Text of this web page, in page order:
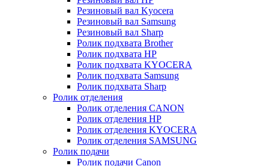
Резиновый вал Kyocera
Резиновый вал Samsung
Резиновый вал Sharp
Ролик подхвата Brother
Ролик подхвата HP
Ролик подхвата KYOCERA
Ролик подхвата Samsung
Ролик подхвата Sharp
Ролик отделения
Ролик отделения CANON
Ролик отделения HP
Ролик отделения KYOCERA
Ролик отделения SAMSUNG
Ролик подачи
Ролик подачи Canon